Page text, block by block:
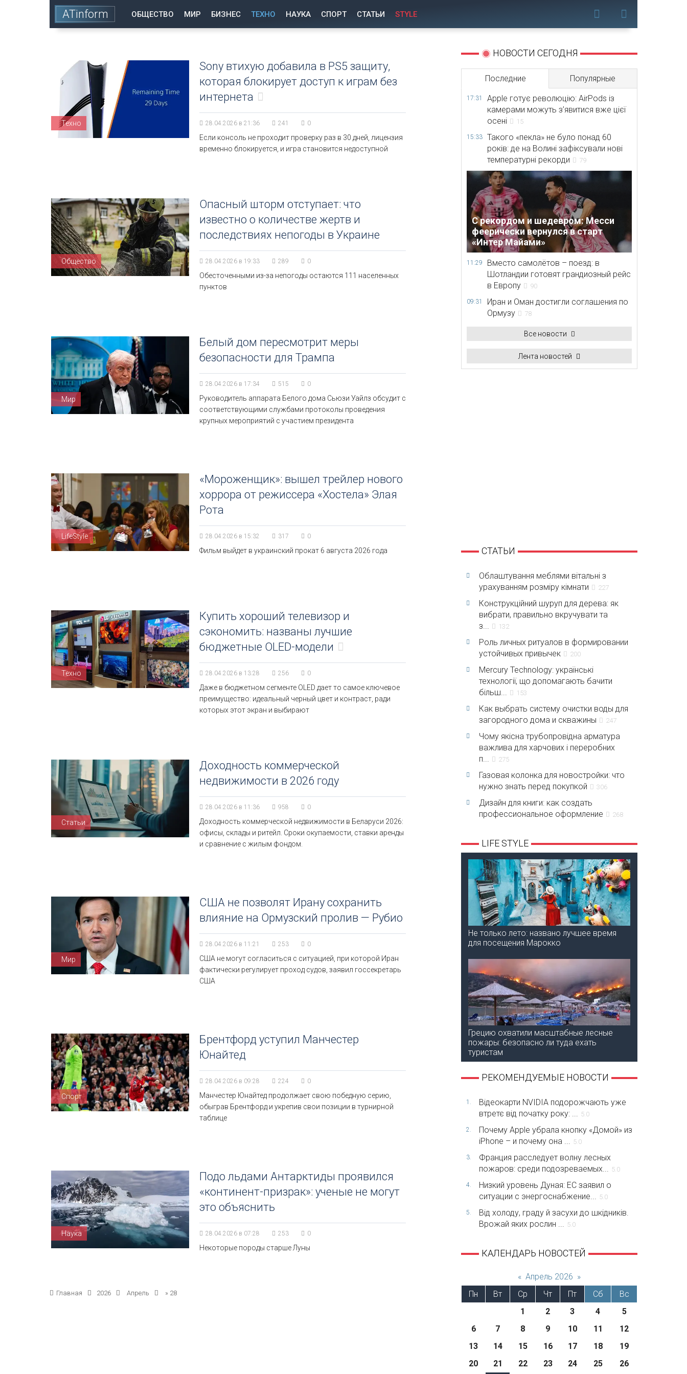
ATinform ОБЩЕСТВО МИР БИЗНЕС ТЕХНО НАУКА СПОРТ СТАТЬИ STYLE
Техно
Sony втихую добавила в PS5 защиту,
которая блокирует доступ к играм без
интернета
28.04.2026 в 21:36 241 0
Если консоль не проходит проверку раз в 30 дней, лицензия
временно блокируется, и игра становится недоступной
Общество
Опасный шторм отступает: что
известно о количестве жертв и
последствиях непогоды в Украине
28.04.2026 в 19:33 289 0
Обесточенными из-за непогоды остаются 111 населенных
пунктов
Мир
Белый дом пересмотрит меры
безопасности для Трампа
28.04.2026 в 17:34 515 0
Руководитель аппарата Белого дома Сьюзи Уайлз обсудит с
соответствующими службами протоколы проведения
крупных мероприятий с участием президента
LifeStyle
«Мороженщик»: вышел трейлер нового
хоррора от режиссера «Хостела» Элая
Рота
28.04.2026 в 15:32 317 0
Фильм выйдет в украинский прокат 6 августа 2026 года
Техно
Купить хороший телевизор и
сэкономить: названы лучшие
бюджетные OLED-модели
28.04.2026 в 13:28 256 0
Даже в бюджетном сегменте OLED дает то самое ключевое
преимущество: идеальный черный цвет и контраст, ради
которых этот экран и выбирают
Статьи
Доходность коммерческой
недвижимости в 2026 году
28.04.2026 в 11:36 958 0
Доходность коммерческой недвижимости в Беларуси 2026:
офисы, склады и ритейл. Сроки окупаемости, ставки аренды
и сравнение с жилым фондом.
Мир
США не позволят Ирану сохранить
влияние на Ормузский пролив — Рубио
28.04.2026 в 11:21 253 0
США не могут согласиться с ситуацией, при которой Иран
фактически регулирует проход судов, заявил госсекретарь
США
Спорт
Брентфорд уступил Манчестер
Юнайтед
28.04.2026 в 09:28 224 0
Манчестер Юнайтед продолжает свою победную серию,
обыграв Брентфорд и укрепив свои позиции в турнирной
таблице
Наука
Подо льдами Антарктиды проявился
«континент-призрак»: ученые не могут
это объяснить
28.04.2026 в 07:28 253 0
Некоторые породы старше Луны
Главная 2026 Апрель » 28
НОВОСТИ СЕГОДНЯ
Последние Популярные
17:31
Apple готує революцію: AirPods із
камерами можуть з’явитися вже цієї
осені
15
15:33
Такого «пекла» не було понад 60
років: де на Волині зафіксували нові
температурні рекорди
79
С рекордом и шедевром: Месси
феерически вернулся в старт
«Интер Майами»
11:29
Вместо самолётов – поезд: в
Шотландии готовят грандиозный рейс
в Европу
90
09:31
Иран и Оман достигли соглашения по
Ормузу
78
Все новости
Лента новостей
СТАТЬИ
Облаштування меблями вітальні з
урахуванням розміру кімнати
227
Конструкційний шуруп для дерева: як
вибрати, правильно вкручувати та
з...
132
Роль личных ритуалов в формировании
устойчивых привычек
200
Mercury Technology: українські
технології, що допомагають бачити
більш...
153
Как выбрать систему очистки воды для
загородного дома и скважины
247
Чому якісна трубопровідна арматура
важлива для харчових і переробних
п...
275
Газовая колонка для новостройки: что
нужно знать перед покупкой
306
Дизайн для книги: как создать
профессиональное оформление
268
LIFE STYLE
Не только лето: названо лучшее время
для посещения Марокко
Грецию охватили масштабные лесные
пожары: безопасно ли туда ехать
туристам
РЕКОМЕНДУЕМЫЕ НОВОСТИ
1.
Відеокарти NVIDIA подорожчають уже
втретє від початку року: ...
5.0
2.
Почему Apple убрала кнопку «Домой» из
iPhone – и почему она ...
5.0
3.
Франция расследует волну лесных
пожаров: среди подозреваемых...
5.0
4.
Низкий уровень Дуная: ЕС заявил о
ситуации с энергоснабжение...
5.0
5.
Від холоду, граду й засухи до шкідників.
Врожай яких рослин ...
5.0
КАЛЕНДАРЬ НОВОСТЕЙ
« Апрель 2026 »
Пн
Вт Ср Чт Пт Сб
Вс
1
2 3 4
5
6
7 8 9 10 11
12
13
14 15 16 17 18
19
20
21 22 23 24 25 26